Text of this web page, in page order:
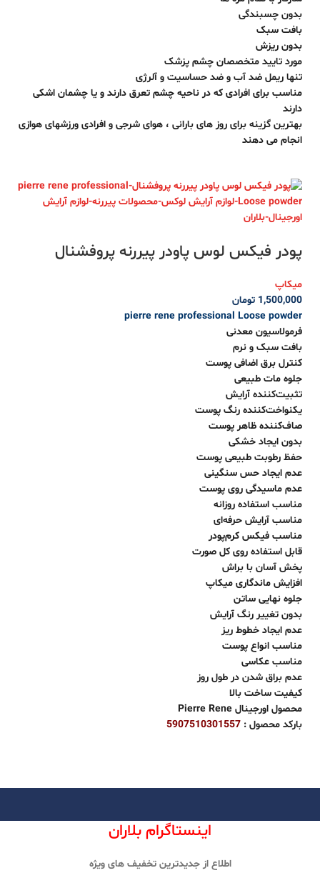
بدون چسبندگی
بافت سبک
بدون ریزش
مورد تایید متخصصان چشم پزشک
تنها ریمل ضد آب و ضد حساسیت و آلرژی
مناسب برای افرادی که در ناحیه چشم تعرق دارند و یا چشمان اشکی
دارند
بهترین گزینه برای روز های بارانی ، هوای شرجی و افرادی ورزشهای هوازی
انجام می دهند
پودر فیکس لوس پاودر پیررنه پروفشنال
میکاپ
1,500,000 تومان
pierre rene professional Loose powder
فرمولاسیون معدنی
بافت سبک و نرم
کنترل برق اضافی پوست
جلوه مات طبیعی
تثبیت‌کننده آرایش
یکنواخت‌کننده رنگ پوست
صاف‌کننده ظاهر پوست
بدون ایجاد خشکی
حفظ رطوبت طبیعی پوست
عدم ایجاد حس سنگینی
عدم ماسیدگی روی پوست
مناسب استفاده روزانه
مناسب آرایش حرفه‌ای
مناسب فیکس کرم‌پودر
قابل استفاده روی کل صورت
پخش آسان با براش
افزایش ماندگاری میکاپ
جلوه نهایی ساتن
بدون تغییر رنگ آرایش
عدم ایجاد خطوط ریز
مناسب انواع پوست
مناسب عکاسی
عدم براق شدن در طول روز
کیفیت ساخت بالا
محصول اورجینال Pierre Rene
بارکد محصول : 5907510301557
اینستاگرام بلاران
اطلاع از جدیدترین تخفیف های ویژه